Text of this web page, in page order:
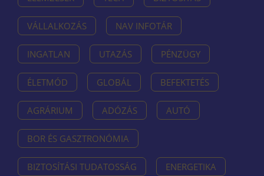
VÁLLALKOZÁS NAV INFOTÁR
INGATLAN UTAZÁS PÉNZÜGY
ÉLETMÓD GLOBÁL BEFEKTETÉS
AGRÁRIUM ADÓZÁS AUTÓ
BOR ÉS GASZTRONÓMIA
BIZTOSÍTÁSI TUDATOSSÁG ENERGETIKA